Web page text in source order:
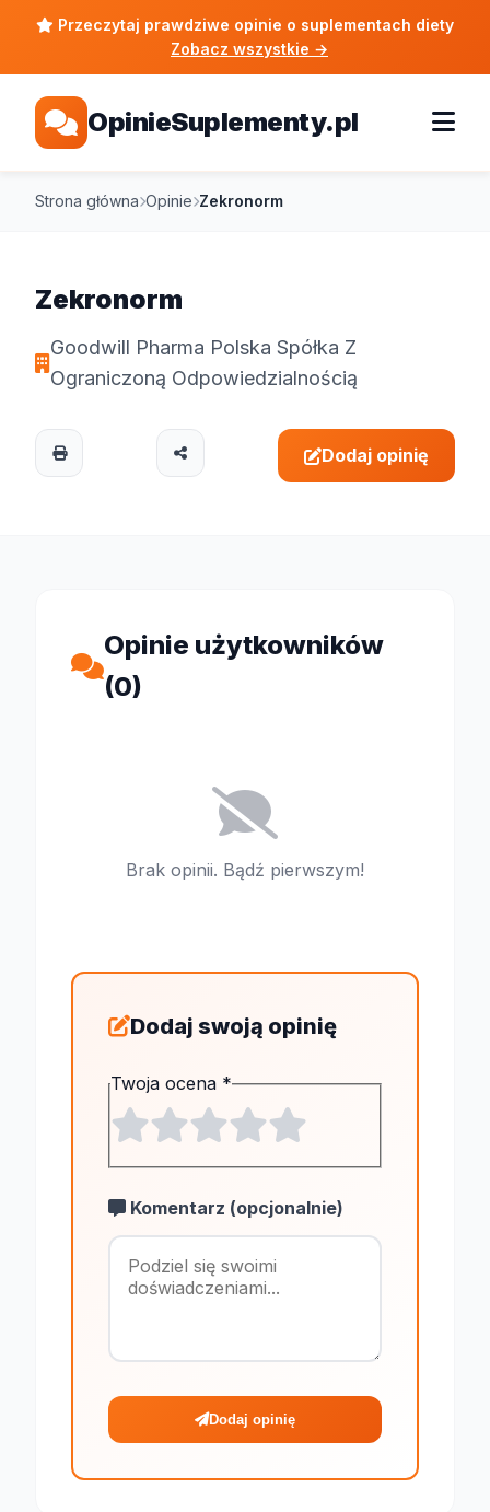
Przeczytaj prawdziwe opinie o suplementach diety
Zobacz wszystkie →
OpinieSuplementy.pl
Strona główna Opinie Zekronorm
Zekronorm
Goodwill Pharma Polska Spółka Z
Ograniczoną Odpowiedzialnością
Dodaj opinię
Opinie użytkowników
(0)
Brak opinii. Bądź pierwszym!
Dodaj swoją opinię
Twoja ocena *
Komentarz (opcjonalnie)
Maksymalnie
Dodaj opinię